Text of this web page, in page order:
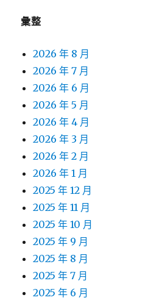
彙整
2026 年 8 月
2026 年 7 月
2026 年 6 月
2026 年 5 月
2026 年 4 月
2026 年 3 月
2026 年 2 月
2026 年 1 月
2025 年 12 月
2025 年 11 月
2025 年 10 月
2025 年 9 月
2025 年 8 月
2025 年 7 月
2025 年 6 月